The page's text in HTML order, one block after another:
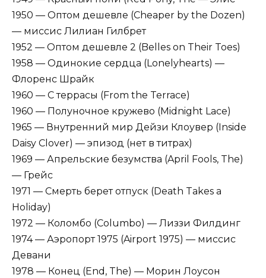
1950 — Оптом дешевле (Cheaper by the Dozen)
— миссис Лилиан Гилбрет
1952 — Оптом дешевле 2 (Belles on Their Toes)
1958 — Одинокие сердца (Lonelyhearts) —
Флоренс Шрайк
1960 — С террасы (From the Terrace)
1960 — Полуночное кружево (Midnight Lace)
1965 — Внутренний мир Дейзи Клоувер (Inside
Daisy Clover) — эпизод (нет в титрах)
1969 — Апрельские безумства (April Fools, The)
— Грейс
1971 — Смерть берет отпуск (Death Takes a
Holiday)
1972 — Коломбо (Columbo) — Лиззи Филдинг
1974 — Аэропорт 1975 (Airport 1975) — миссис
Девани
1978 — Конец (End, The) — Морин Лоусон